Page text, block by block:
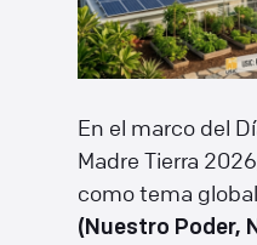
En el marco del
Madre Tierra
como tema
(Nuestro Poder,